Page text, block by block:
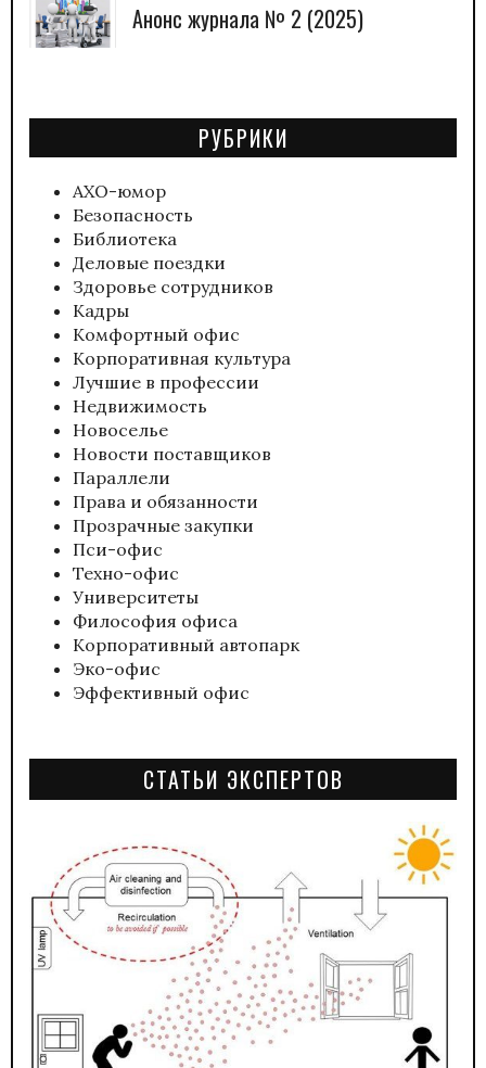
Анонс журнала № 2 (2025)
РУБРИКИ
АХО-юмор
Безопасность
Библиотека
Деловые поездки
Здоровье сотрудников
Кадры
Комфортный офис
Корпоративная культура
Лучшие в профессии
Недвижимость
Новоселье
Новости поставщиков
Параллели
Права и обязанности
Прозрачные закупки
Пси-офис
Техно-офис
Университеты
Философия офиса
Корпоративный автопарк
Эко-офис
Эффективный офис
СТАТЬИ ЭКСПЕРТОВ